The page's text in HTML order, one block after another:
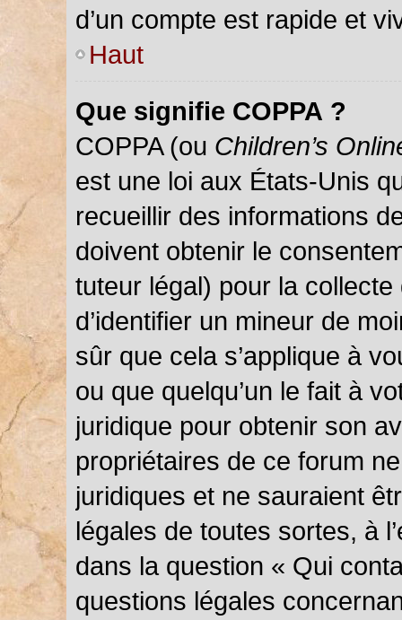
d’un compte est rapide et
Haut
Que signifie COPPA ?
COPPA (ou Children’s
est une loi aux États-Unis
recueillir des informations
doivent obtenir le
tuteur légal) pour la
d’identifier un mineur de
sûr que cela s’applique à
ou que quelqu’un le fait à
juridique pour obtenir son
propriétaires de ce forum
juridiques et ne sauraient
légales de toutes sortes, à
dans la question « Qui
questions légales